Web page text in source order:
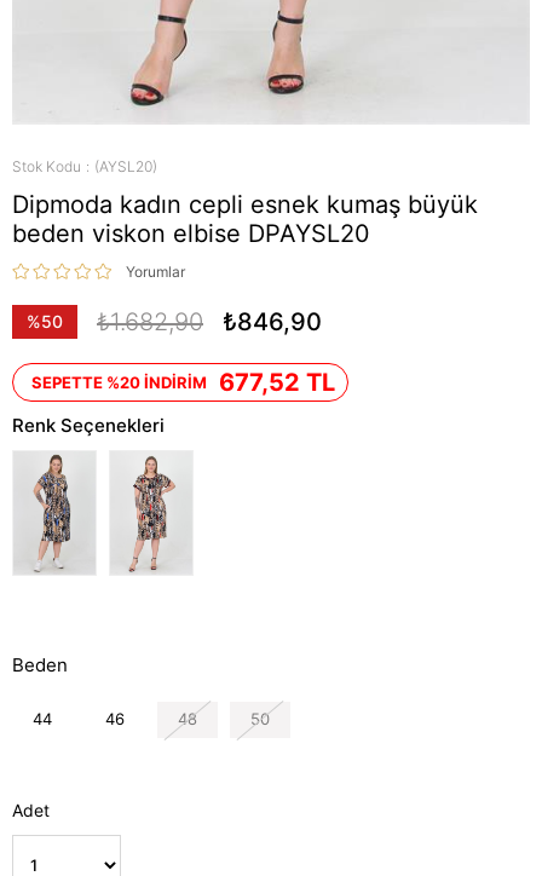
Stok Kodu (AYSL20)
Dipmoda kadın cepli esnek kumaş büyük
beden viskon elbise DPAYSL20
Yorumlar
%50
₺1.682,90 ₺846,90
SEPETTE %20 İNDİRİM 677,52 TL
Renk Seçenekleri
Beden
44 46 48 50
Adet